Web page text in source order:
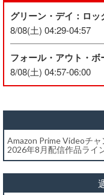
グリーン・デイ：ロ
8/08(土) 04:29-04:57
フォール・アウト・
8/08(土) 04:57-06:00
Amazon Prime Videoチャ
2026年8月配信作品ライ